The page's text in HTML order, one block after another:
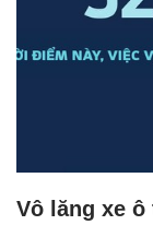
Vô lăng xe